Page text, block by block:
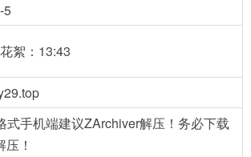
5
絮：13:43
式手机端建议ZArchiver解压！务必下载
压！